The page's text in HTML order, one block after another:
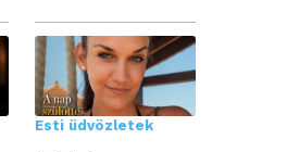
Esti üdvözletek